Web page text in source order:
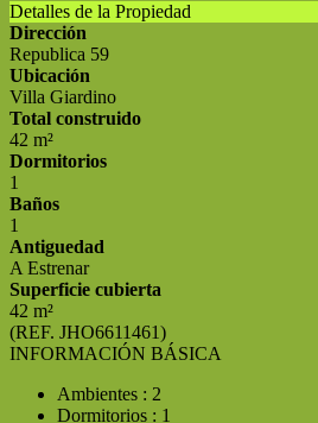
Detalles de la Propiedad
Dirección
Republica 59
Ubicación
Villa Giardino
Total construido
42 m²
Dormitorios
1
Baños
1
Antiguedad
A Estrenar
Superficie cubierta
42 m²
(REF. JHO6611461)
INFORMACIÓN BÁSICA
Ambientes : 2
Dormitorios : 1